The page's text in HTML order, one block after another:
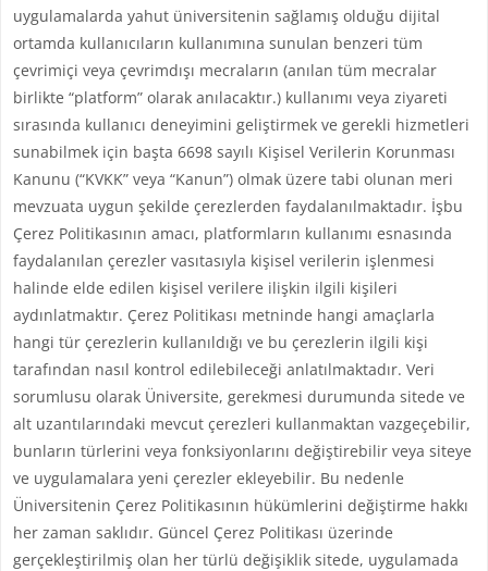
uygulamalarda yahut üniversitenin sağlamış olduğu dijital
ortamda kullanıcıların kullanımına sunulan benzeri tüm
çevrimiçi veya çevrimdışı mecraların (anılan tüm mecralar
birlikte “platform” olarak anılacaktır.) kullanımı veya ziyareti
sırasında kullanıcı deneyimini geliştirmek ve gerekli hizmetleri
sunabilmek için başta 6698 sayılı Kişisel Verilerin Korunması
Kanunu (“KVKK” veya “Kanun”) olmak üzere tabi olunan meri
mevzuata uygun şekilde çerezlerden faydalanılmaktadır. İşbu
Çerez Politikasının amacı, platformların kullanımı esnasında
faydalanılan çerezler vasıtasıyla kişisel verilerin işlenmesi
halinde elde edilen kişisel verilere ilişkin ilgili kişileri
aydınlatmaktır. Çerez Politikası metninde hangi amaçlarla
hangi tür çerezlerin kullanıldığı ve bu çerezlerin ilgili kişi
tarafından nasıl kontrol edilebileceği anlatılmaktadır. Veri
sorumlusu olarak Üniversite, gerekmesi durumunda sitede ve
alt uzantılarındaki mevcut çerezleri kullanmaktan vazgeçebilir,
bunların türlerini veya fonksiyonlarını değiştirebilir veya siteye
ve uygulamalara yeni çerezler ekleyebilir. Bu nedenle
Üniversitenin Çerez Politikasının hükümlerini değiştirme hakkı
her zaman saklıdır. Güncel Çerez Politikası üzerinde
gerçekleştirilmiş olan her türlü değişiklik sitede, uygulamada